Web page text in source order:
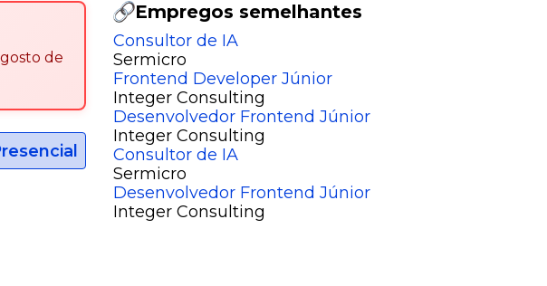
de
Empregos semelhantes
Consultor de IA
Sermicro
Frontend Developer Júnior
Integer Consulting
Desenvolvedor Frontend Júnior
Integer Consulting
Consultor de IA
Sermicro
Desenvolvedor Frontend Júnior
Integer Consulting